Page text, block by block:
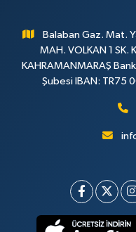
Balaban Gaz. Mat.
MAH. VOLKAN 1 SK.
KAHRAMANMARAŞ
Şubesi IBAN: TR75